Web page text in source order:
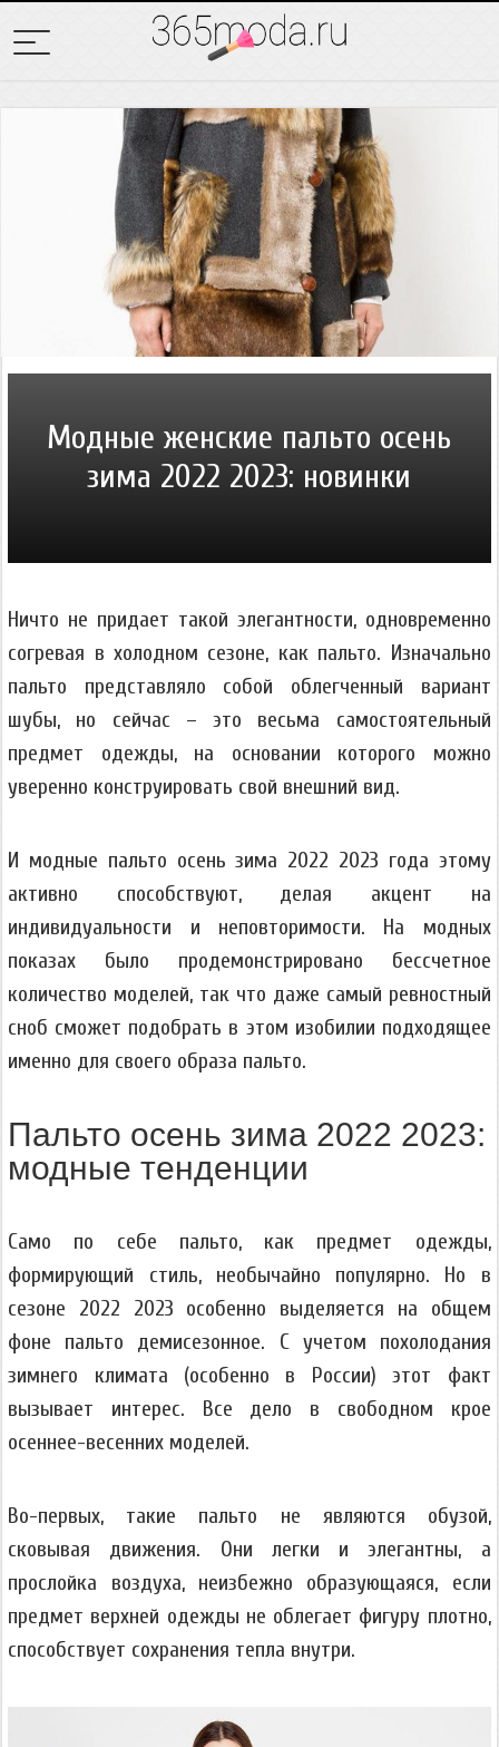
Модные женские пальто осень
зима 2022 2023: новинки
Ничто не придает такой элегантности, одновременно
согревая в холодном сезоне, как пальто. Изначально
пальто представляло собой облегченный вариант
шубы, но сейчас – это весьма самостоятельный
предмет одежды, на основании которого можно
уверенно конструировать свой внешний вид.
И модные пальто осень зима 2022 2023 года этому
активно способствуют, делая акцент на
индивидуальности и неповторимости. На модных
показах было продемонстрировано бессчетное
количество моделей, так что даже самый ревностный
сноб сможет подобрать в этом изобилии подходящее
именно для своего образа пальто.
Пальто осень зима 2022 2023:
модные тенденции
Само по себе пальто, как предмет одежды,
формирующий стиль, необычайно популярно. Но в
сезоне 2022 2023 особенно выделяется на общем
фоне пальто демисезонное. С учетом похолодания
зимнего климата (особенно в России) этот факт
вызывает интерес. Все дело в свободном крое
осеннее-весенних моделей.
Во-первых, такие пальто не являются обузой,
сковывая движения. Они легки и элегантны, а
прослойка воздуха, неизбежно образующаяся, если
предмет верхней одежды не облегает фигуру плотно,
способствует сохранения тепла внутри.